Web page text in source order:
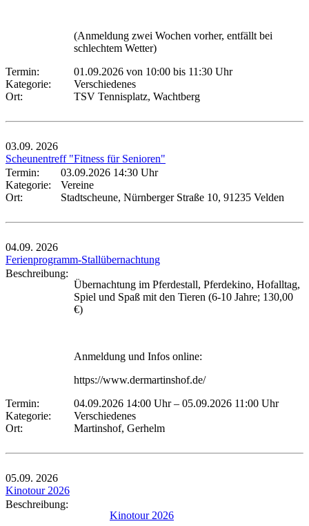
(Anmeldung zwei Wochen vorher, entfällt bei
schlechtem Wetter)
Termin:
01.09.2026 von 10:00 bis 11:30 Uhr
Kategorie:
Verschiedenes
Ort:
TSV Tennisplatz, Wachtberg
03.09. 2026
Scheunentreff "Fitness für Senioren"
Termin:
03.09.2026 14:30 Uhr
Kategorie:
Vereine
Ort:
Stadtscheune, Nürnberger Straße 10, 91235 Velden
04.09. 2026
Ferienprogramm-Stallübernachtung
Beschreibung:
Übernachtung im Pferdestall, Pferdekino, Hofalltag,
Spiel und Spaß mit den Tieren (6-10 Jahre; 130,00
€)
Anmeldung und Infos online:
https://www.dermartinshof.de/
Termin:
04.09.2026 14:00 Uhr– 05.09.2026 11:00 Uhr
Kategorie:
Verschiedenes
Ort:
Martinshof, Gerhelm
05.09. 2026
Kinotour 2026
Beschreibung:
Kinotour 2026